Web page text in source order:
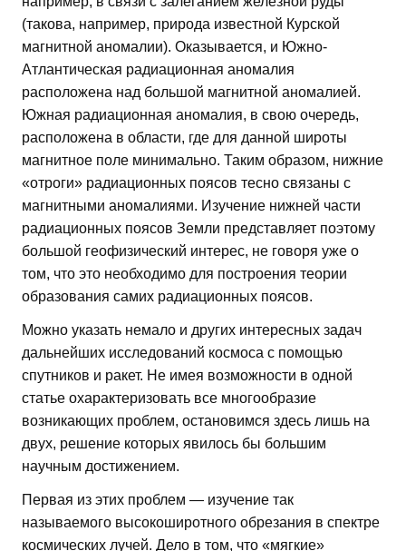
(такова, например, природа известной Курской
магнитной аномалии). Оказывается, и Южно-
Атлантическая радиационная аномалия
расположена над большой магнитной аномалией.
Южная радиационная аномалия, в свою очередь,
расположена в области, где для данной широты
магнитное поле минимально. Таким образом, нижние
«отроги» радиационных поясов тесно связаны с
магнитными аномалиями. Изучение нижней части
радиационных поясов Земли представляет поэтому
большой геофизический интерес, не говоря уже о
том, что это необходимо для построения теории
образования самих радиационных поясов.
Можно указать немало и других интересных задач
дальнейших исследований космоса с помощью
спутников и ракет. Не имея возможности в одной
статье охарактеризовать все многообразие
возникающих проблем, остановимся здесь лишь на
двух, решение которых явилось бы большим
научным достижением.
Первая из этих проблем — изучение так
называемого высокоширотного обрезания в спектре
космических лучей. Дело в том, что «мягкие»